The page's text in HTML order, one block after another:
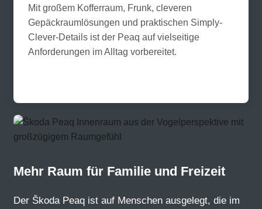
Mit großem Kofferraum, Frunk, cleveren
Gepäckraumlösungen und praktischen Simply-
Clever-Details ist der Peaq auf vielseitige
Anforderungen im Alltag vorbereitet.
Mehr Raum für Familie und Freizeit
Der Škoda Peaq ist auf Menschen ausgelegt, die im